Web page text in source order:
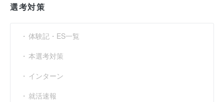
売上伸び率
経常利益率
選考対策
体験記・ES一覧
本選考対策
インターン
就活速報